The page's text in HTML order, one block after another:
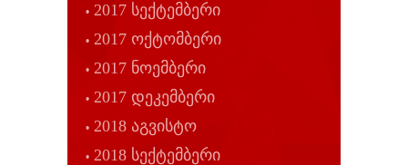
2017 სექტემბერი
2017 ოქტომბერი
2017 ნოემბერი
2017 დეკემბერი
2018 აგვისტო
2018 სექტემბერი